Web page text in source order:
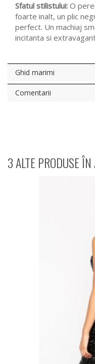
Sfatul stilistului: O
foarte inalt, un plic
perfect. Un machiaj
incitanta si
Ghid marimi
Comentarii
3 ALTE PRODUSE